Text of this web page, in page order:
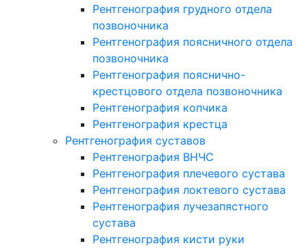
Рентгенография грудного отдела
позвоночника
Рентгенография поясничного отдела
позвоночника
Рентгенография пояснично-
крестцового отдела позвоночника
Рентгенография копчика
Рентгенография крестца
Рентгенография суставов
Рентгенография ВНЧС
Рентгенография плечевого сустава
Рентгенография локтевого сустава
Рентгенография лучезапястного
сустава
Рентгенография кисти руки